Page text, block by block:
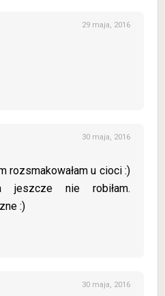
29 maja, 2016
30 maja, 2016
rozsmakowałam u cioci :)
jeszcze nie robiłam.
:)
30 maja, 2016